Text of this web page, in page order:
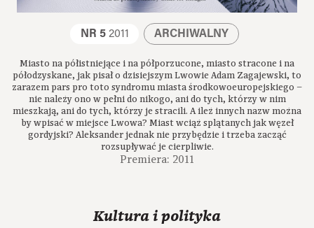
NR 52011 ARCHIWALNY
Miasto na półistniejące i na półporzucone, miasto stracone i na
półodzyskane, jak pisał o dzisiejszym Lwowie Adam Zagajewski, to
zarazem pars pro toto syndromu miasta środkowoeuropejskiego –
nie należy ono w pełni do nikogo, ani do tych, którzy w nim
mieszkają, ani do tych, którzy je stracili. A ileż innych nazw można
by wpisać w miejsce Lwowa? Miast wciąż splątanych jak węzeł
gordyjski? Aleksander jednak nie przybędzie i trzeba zacząć
rozsupływać je cierpliwie.
Premiera: 2011
Kultura i polityka